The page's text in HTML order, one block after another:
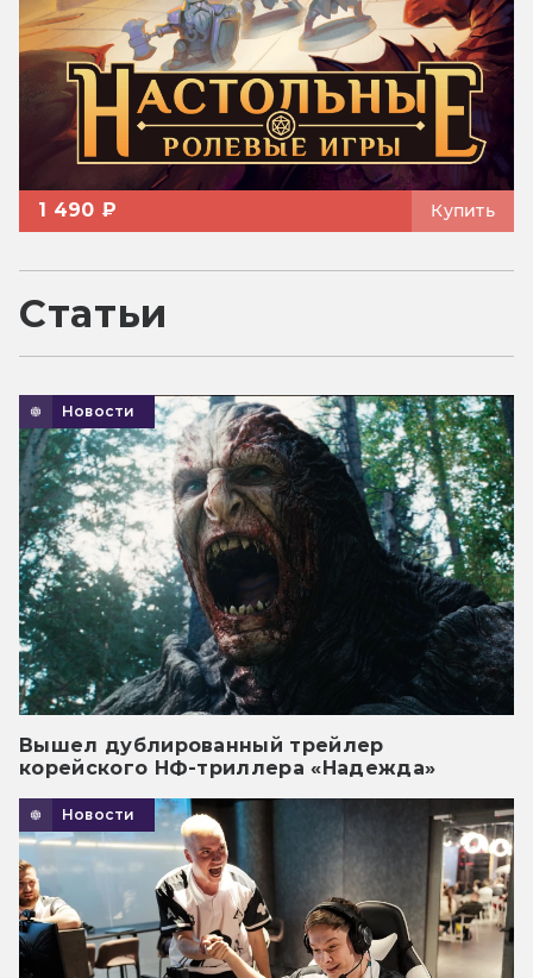
1 490 ₽ Купить
Статьи
Новости
Вышел дублированный трейлер
корейского НФ-триллера «Надежда»
Новости